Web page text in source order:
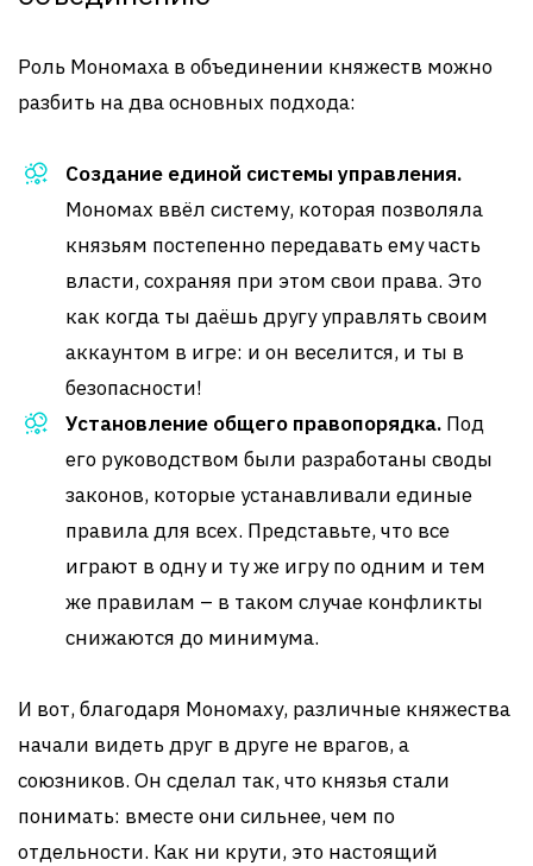
Роль Мономаха в объединении княжеств можно
разбить на два основных подхода:
Создание единой системы управления.
Мономах ввёл систему, которая позволяла
князьям постепенно передавать ему часть
власти, сохраняя при этом свои права. Это
как когда ты даёшь другу управлять своим
аккаунтом в игре: и он веселится, и ты в
безопасности!
Установление общего правопорядка. Под
его руководством были разработаны своды
законов, которые устанавливали единые
правила для всех. Представьте, что все
играют в одну и ту же игру по одним и тем
же правилам – в таком случае конфликты
снижаются до минимума.
И вот, благодаря Мономаху, различные княжества
начали видеть друг в друге не врагов, а
союзников. Он сделал так, что князья стали
понимать: вместе они сильнее, чем по
отдельности. Как ни крути, это настоящий